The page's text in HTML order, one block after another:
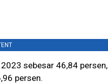
sebesar 46,84 persen,
persen.